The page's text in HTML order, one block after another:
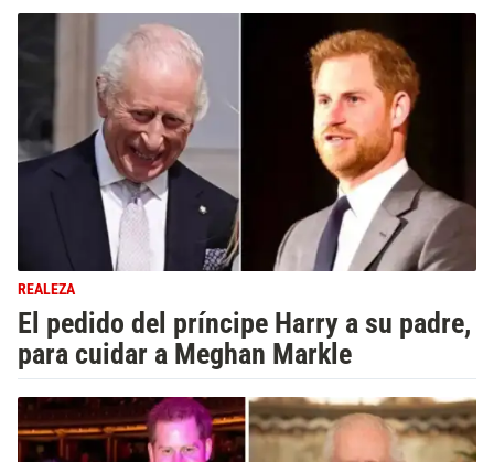
REALEZA
El pedido del príncipe Harry a su padre,
para cuidar a Meghan Markle